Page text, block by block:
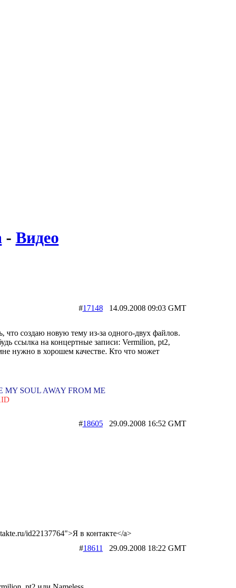
- Видео
#1714814.09.2008 09:03 GMT
что создаю новую тему из-за одного-двух файлoв.
ссылка на концертные записи: Vermilion, pt2,
нужно в хорошем качестве. Кто что может
MY SOUL AWAY FROM ME
#1860529.09.2008 16:52 GMT
id22137764">Я в контакте</a>
#18611 29.09.2008 18:22 GMT